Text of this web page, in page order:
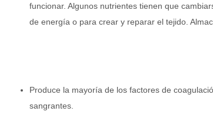
funcionar. Algunos nutrientes tienen que
de energía o para crear y reparar el tejido.
Produce la mayoría de los factores de
sangrantes.